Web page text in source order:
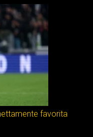
favorita